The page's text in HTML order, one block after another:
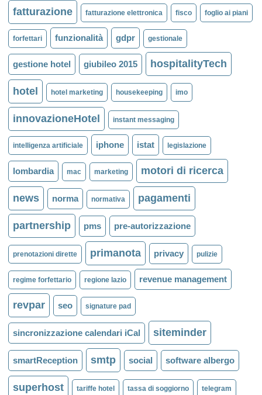
fatturazione fatturazione elettronica fisco foglio ai piani
forfettari funzionalità gdpr gestionale
gestione hotel giubileo 2015 hospitalityTech
hotel hotel marketing housekeeping imo
innovazioneHotel instant messaging
intelligenza artificiale iphone istat legislazione
lombardia mac marketing motori di ricerca
news norma normativa pagamenti
partnership pms pre-autorizzazione
prenotazioni dirette primanota privacy pulizie
regime forfettario regione lazio revenue management
revpar seo signature pad
sincronizzazione calendari iCal siteminder
smartReception smtp social software albergo
superhost tariffe hotel tassa di soggiorno telegram